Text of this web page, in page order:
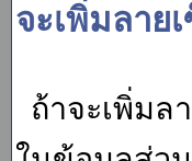
จะเพิ่มลาย
ถ้าจะเพิ่ม